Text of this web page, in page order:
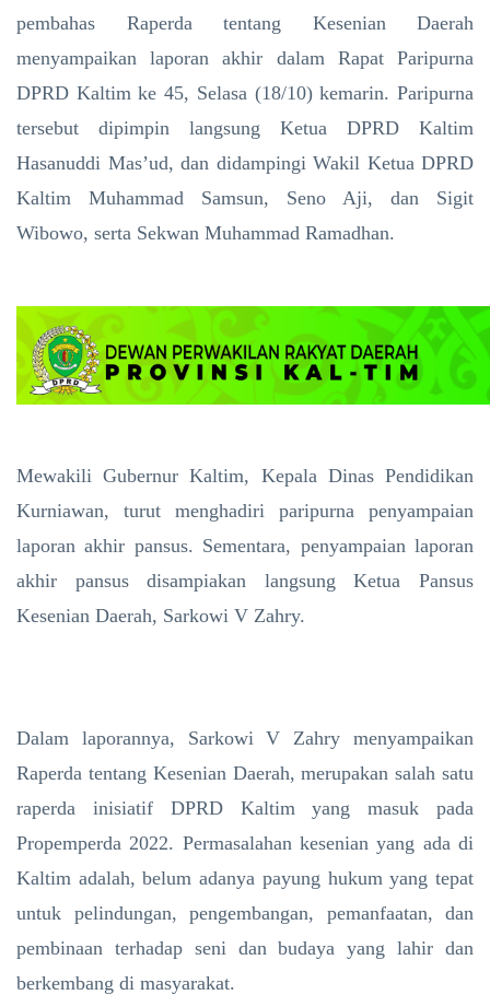
pembahas Raperda tentang Kesenian Daerah
menyampaikan laporan akhir dalam Rapat Paripurna
DPRD Kaltim ke 45, Selasa (18/10) kemarin. Paripurna
tersebut dipimpin langsung Ketua DPRD Kaltim
Hasanuddi Mas’ud, dan didampingi Wakil Ketua DPRD
Kaltim Muhammad Samsun, Seno Aji, dan Sigit
Wibowo, serta Sekwan Muhammad Ramadhan.
Mewakili Gubernur Kaltim, Kepala Dinas Pendidikan
Kurniawan, turut menghadiri paripurna penyampaian
laporan akhir pansus. Sementara, penyampaian laporan
akhir pansus disampiakan langsung Ketua Pansus
Kesenian Daerah, Sarkowi V Zahry.
Dalam laporannya, Sarkowi V Zahry menyampaikan
Raperda tentang Kesenian Daerah, merupakan salah satu
raperda inisiatif DPRD Kaltim yang masuk pada
Propemperda 2022. Permasalahan kesenian yang ada di
Kaltim adalah, belum adanya payung hukum yang tepat
untuk pelindungan, pengembangan, pemanfaatan, dan
pembinaan terhadap seni dan budaya yang lahir dan
berkembang di masyarakat.